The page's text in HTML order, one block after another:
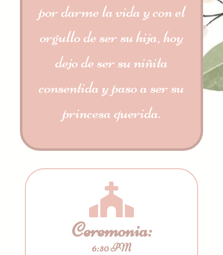
por darme la vida y con el
orgullo de ser su hija, hoy
dejo de ser su niñita
consentida y paso a ser su
princesa querida.
Ceremonia:
6:30 PM